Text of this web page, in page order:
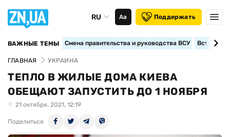
RU Аа Поддержать
ВАЖНЫЕ ТЕМЫ Смена правительства и руководства ВСУ
ГЛАВНАЯ УКРАИНА
ТЕПЛО В ЖИЛЫЕ ДОМА КИЕВА
ОБЕЩАЮТ ЗАПУСТИТЬ ДО 1 НОЯБРЯ
21 октября, 2021, 12:19
Поделиться